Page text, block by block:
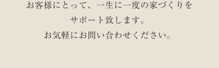
お客様にとって、一生に一度の家づくりを
サポート致します。
お気軽にお問い合わせください。